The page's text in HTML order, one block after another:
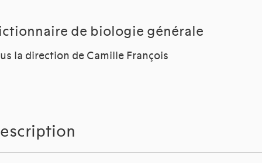
de biologie générale
la direction de Camille François